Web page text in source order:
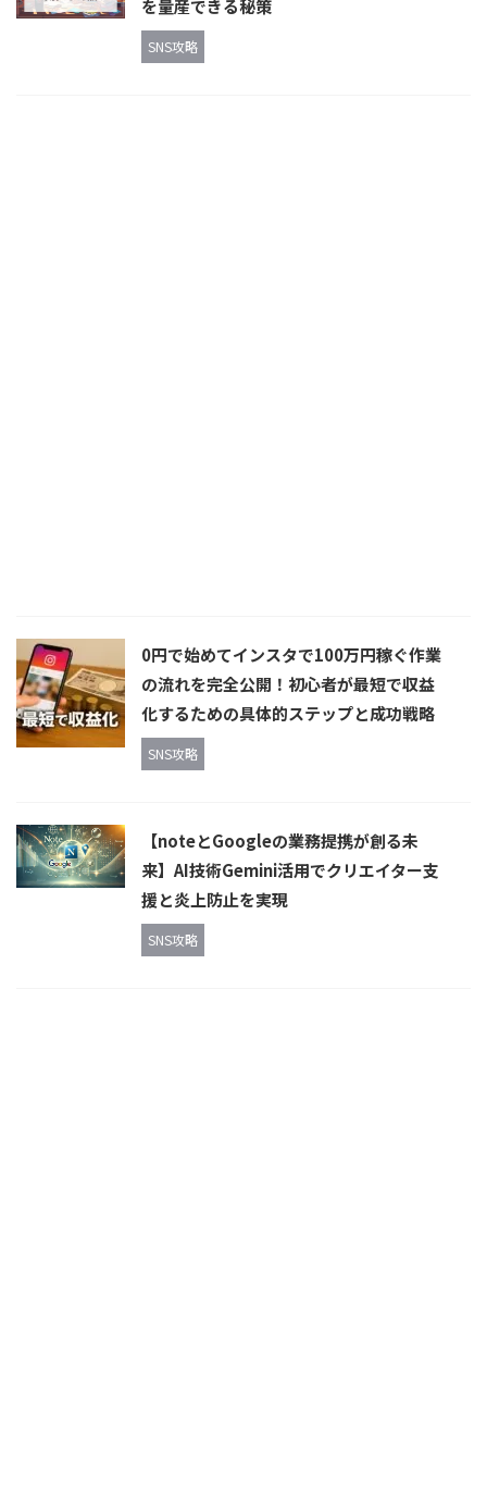
を量産できる秘策
SNS攻略
0円で始めてインスタで100万円稼ぐ作業
の流れを完全公開！初心者が最短で収益
化するための具体的ステップと成功戦略
SNS攻略
【noteとGoogleの業務提携が創る未
来】AI技術Gemini活用でクリエイター支
援と炎上防止を実現
SNS攻略